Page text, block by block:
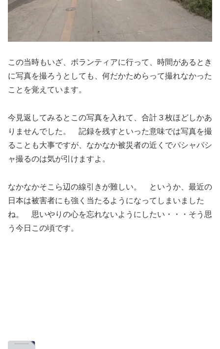
この当時もいざ、ボランティアに行って、時間があるとき
に写真を撮ろうとしても、何だかためらって撮れなかった
ことを覚えています。
今見返してみるとこの写真を入れて、合計３枚ほどしかあ
りませんでした。 記録を残すといった意味では写真を撮
ることも大事ですが、なかなか被災者の近くでパシャパシ
ャ撮るのは気が引けますよ。
なかなかそこら辺の線引きが難しい。 というか、最近の
日本は被害者にも強く当たるようになってしまいました
ね。 思いやりの心を忘れないようにしたい・・・そう思
う今日この頃です。